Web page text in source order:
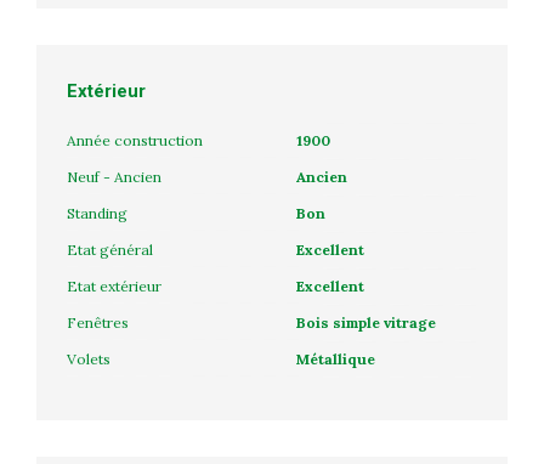
Extérieur
Année construction
1900
Neuf - Ancien
Ancien
Standing
Bon
Etat général
Excellent
Etat extérieur
Excellent
Fenêtres
Bois simple vitrage
Volets
Métallique